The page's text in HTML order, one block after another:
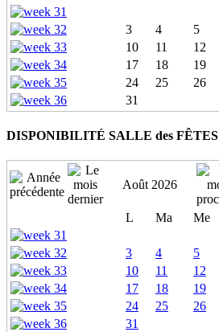
3
4 5
10
11 12
17
18 19
24
25 26
31
DISPONIBILITÉ SALLE des FÊTES
Août 2026
L Ma Me
3
4 5
10
11 12
17
18 19
24
25 26
31